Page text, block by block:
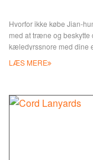
Hvorfor ikke købe Jian-
med at træne og
kæledyrssnore med dine
hjælper med at sidde løst
LÆS MERE